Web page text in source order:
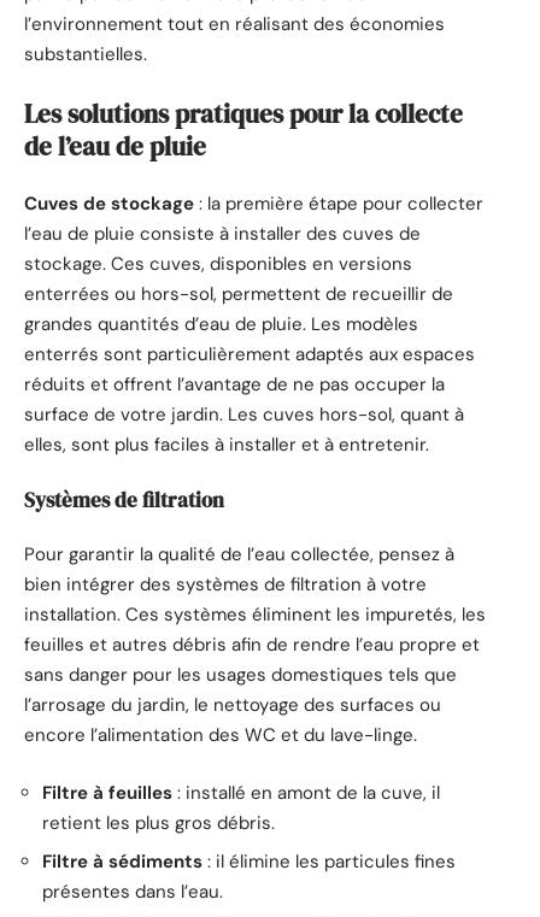
l’environnement tout en réalisant des économies
substantielles.
Les solutions pratiques pour la collecte
de l’eau de pluie
Cuves de stockage : la première étape pour collecter
l’eau de pluie consiste à installer des cuves de
stockage. Ces cuves, disponibles en versions
enterrées ou hors-sol, permettent de recueillir de
grandes quantités d’eau de pluie. Les modèles
enterrés sont particulièrement adaptés aux espaces
réduits et offrent l’avantage de ne pas occuper la
surface de votre jardin. Les cuves hors-sol, quant à
elles, sont plus faciles à installer et à entretenir.
Systèmes de filtration
Pour garantir la qualité de l’eau collectée, pensez à
bien intégrer des systèmes de filtration à votre
installation. Ces systèmes éliminent les impuretés, les
feuilles et autres débris afin de rendre l’eau propre et
sans danger pour les usages domestiques tels que
l’arrosage du jardin, le nettoyage des surfaces ou
encore l’alimentation des WC et du lave-linge.
Filtre à feuilles : installé en amont de la cuve, il
retient les plus gros débris.
Filtre à sédiments : il élimine les particules fines
présentes dans l’eau.